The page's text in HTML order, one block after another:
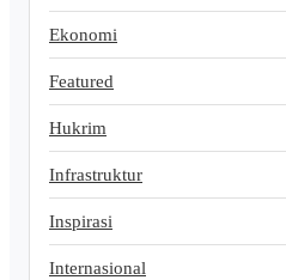
Ekonomi
Featured
Hukrim
Infrastruktur
Inspirasi
Internasional